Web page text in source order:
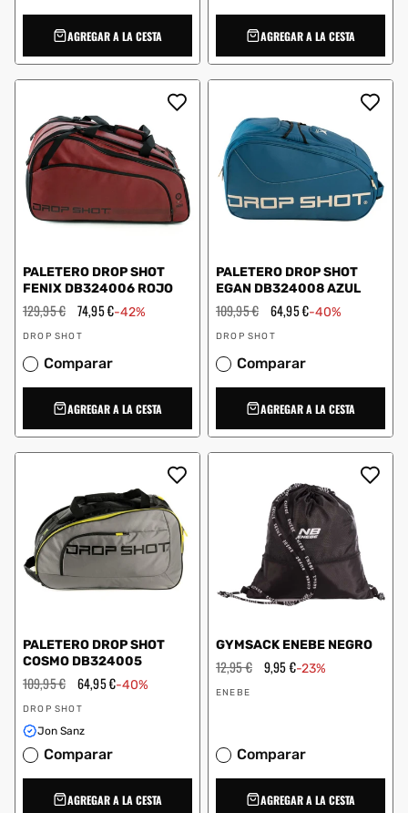
AGREGAR A LA CESTA AGREGAR A LA CESTA
PALETERO DROP SHOT
FENIX DB324006 ROJO
Precio
habitual
129,95 € Precio
de
oferta
74,95 €-42%
Proveedor:
DROP SHOT
Comparar
AGREGAR A LA CESTA
PALETERO DROP SHOT
EGAN DB324008 AZUL
Precio
habitual
109,95 € Precio
oferta
64,95 €-40%
Proveedor:
DROP SHOT
Comparar
AGREGAR A LA CESTA
PALETERO DROP SHOT
COSMO DB324005
Precio
habitual
109,95 € Precio
oferta
64,95 €-40%
Proveedor:
DROP SHOT
Jon Sanz
Comparar
AGREGAR A LA CESTA
GYMSACK ENEBE NEGRO
Precio
habitual
12,95 € Precio
de
9,95 €-23%
Proveedor:
ENEBE
Comparar
AGREGAR A LA CESTA